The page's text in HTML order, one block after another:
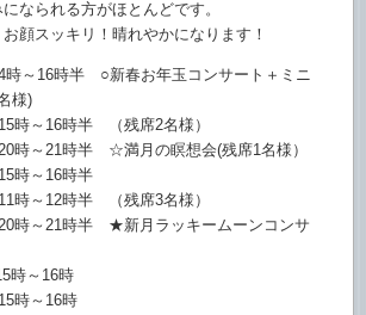
なられる方がほとんどです。
顔スッキリ！晴れやかになります！
時～16時半 ○新春お年玉コンサート＋ミニ
様)
時～16時半 （残席2名様）
時～21時半 ☆満月の瞑想会(残席1名様）
時～16時半
時～12時半 （残席3名様）
時～21時半 ★新月ラッキームーンコンサ
時～16時
時～16時